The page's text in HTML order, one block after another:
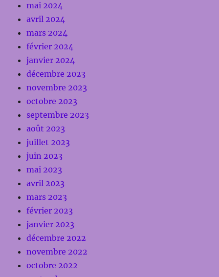
mai 2024
avril 2024
mars 2024
février 2024
janvier 2024
décembre 2023
novembre 2023
octobre 2023
septembre 2023
août 2023
juillet 2023
juin 2023
mai 2023
avril 2023
mars 2023
février 2023
janvier 2023
décembre 2022
novembre 2022
octobre 2022